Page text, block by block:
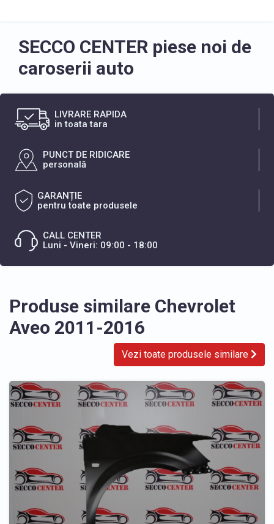
SECCO CENTER piese noi de
caroserii auto
LIVRARE RAPIDA
in toata tara
PUNCT DE RIDICARE
personală
GARANȚIE
pentru toate produsele
CALL CENTER
Luni - Vineri: 09:00 - 18:00
Produse similare Chevrolet
Aveo 2011-2016
Vezi toate produsele similare